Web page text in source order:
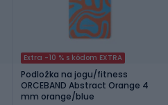
Extra -10 % s kódom EXTRA
Podložka na jogu/fitness
ORCEBAND Abstract Orange 4
mm orange/blue